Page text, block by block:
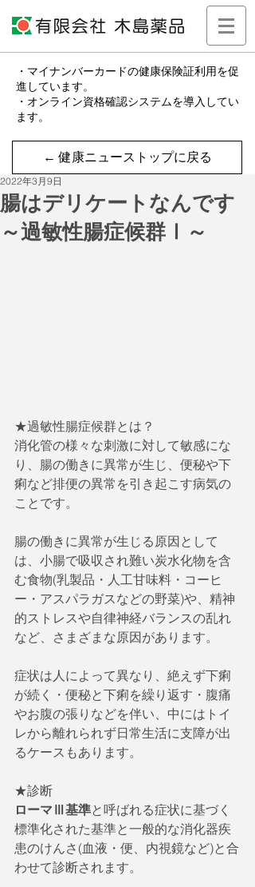
・マイナンバーカードの健康保険証利用を促
進しています。
・オンライン資格確認システムを導入してい
ます。
← 健康ニューストップに戻る
腸はデリケートなんです
～過敏性腸症候群Ⅰ～
2022年3月9日
★過敏性腸症候群とは？
消化管の様々な刺激に対して敏感にな
り、腸の働きに異常が生じ、便秘や下
痢など排便の異常を引き起こす病気の
ことです。
腸の働きに異常が生じる原因として
は、小腸で吸収され難い炭水化物を含
む食物(乳製品・人工甘味料・コーヒ
ー・アスパラガスなどの野菜)や、精神
的ストレスや自律神経バランスの乱れ
など、さまざまな原因があります。
症状は人によって異なり、絶えず下痢
が続く・便秘と下痢を繰り返す・腹痛
やお腹の張りなどを伴い、中にはトイ
レから離れられず日常生活に支障が出
るケースもあります。
★診断
ローマⅢ基準と呼ばれる症状に基づく
標準化された基準と一般的な消化器疾
患のけんさ(血液・便、内視鏡など)と合
わせて診断されます。